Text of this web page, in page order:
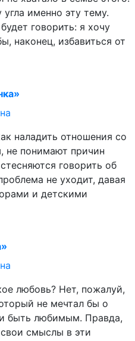
именно эту тему.
говорить: я хочу
наконец, избавиться от
наладить отношения со
понимают причин
говорить об
не уходит, давая
и детскими
любовь? Нет, пожалуй,
не мечтал бы о
быть любимым. Правда,
смыслы в эти